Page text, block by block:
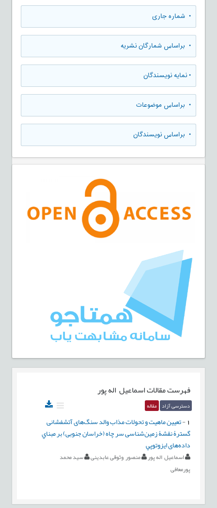
• شماره جاری
• براساس شمارگان نشریه
•نمایه نویسندگان
• براساس موضوعات
• براساس نویسندگان
فهرست مقالاتاسماعیل اله پور
دسترسی آزاد مقاله
-تعیین ماهیت و تحولات مذاب والد سنگ‌های آتشفشانی
گسترۀ نقشۀ زمین‌شناسی سر چاه (خراسان جنوبی) بر مبناي
داده‌های ايزوتوپي
اسماعیل اله پور منصور وثوقی عابدینی
سید محمد
پورمعافی